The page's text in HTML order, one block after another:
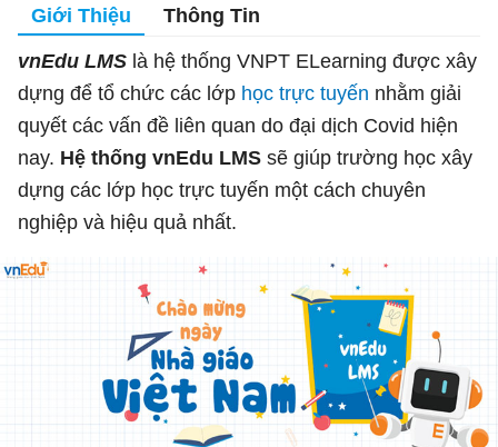
Giới Thiệu Thông Tin
vnEdu LMS là hệ thống VNPT ELearning được xây
dựng để tổ chức các lớp học trực tuyến nhằm giải
quyết các vấn đề liên quan do đại dịch Covid hiện
nay. Hệ thống vnEdu LMS sẽ giúp trường học xây
dựng các lớp học trực tuyến một cách chuyên
nghiệp và hiệu quả nhất.